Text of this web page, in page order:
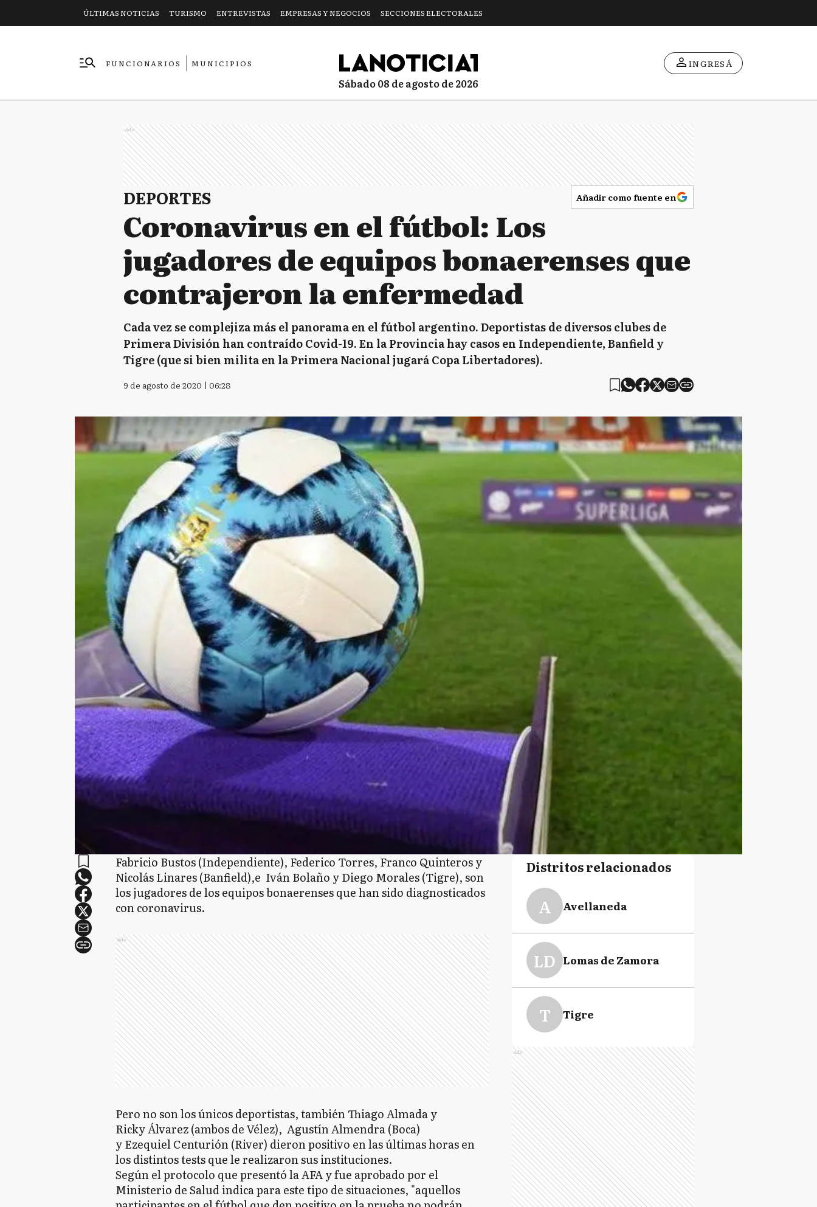
ÚLTIMAS NOTICIAS TURISMO ENTREVISTAS EMPRESAS Y NEGOCIOS SECCIONES ELECTORALES
FUNCIONARIOS
MUNICIPIOS
sábado 08 de agosto de 2026
INGRESÁ
Ads
DEPORTES Añadir como fuente en
Coronavirus en el fútbol: Los
jugadores de equipos bonaerenses que
contrajeron la enfermedad
Cada vez se complejiza más el panorama en el fútbol argentino. Deportistas de diversos clubes de
Primera División han contraído Covid-19. En la Provincia hay casos en Independiente, Banfield y
Tigre (que si bien milita en la Primera Nacional jugará Copa Libertadores).
9 de agosto de 2020 | 06:28
Fabricio Bustos (Independiente), Federico Torres, Franco Quinteros y
Nicolás Linares (Banfield),e Iván Bolaño y Diego Morales (Tigre), son
los jugadores de los equipos bonaerenses que han sido diagnosticados
con coronavirus.
Ads
Pero no son los únicos deportistas, también Thiago Almada y
Ricky Álvarez (ambos de Vélez), Agustín Almendra (Boca)
y Ezequiel Centurión (River) dieron positivo en las últimas horas en
los distintos tests que le realizaron sus instituciones.
Según el protocolo que presentó la AFA y fue aprobado por el
Ministerio de Salud indica para este tipo de situaciones, "aquellos
Distritos relacionados
A Avellaneda
LD Lomas de Zamora
T Tigre
Ads